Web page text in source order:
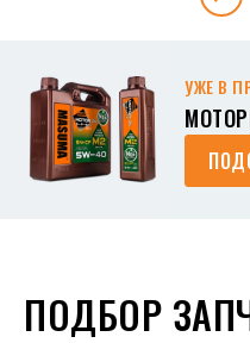
УЖЕ В
ПОДБОР